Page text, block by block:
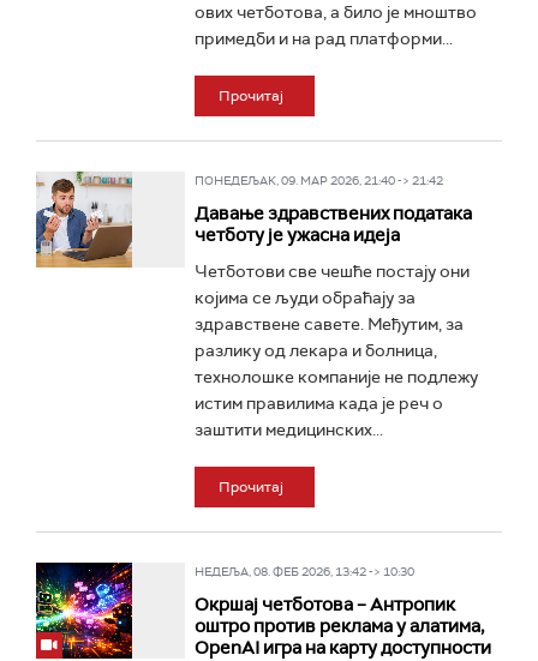
ових четботова, а било је мноштво
примедби и на рад платформи...
Прочитај
ПОНЕДЕЉАК, 09. МАР 2026, 21:40 -> 21:42
Давање здравствених података
четботу је ужасна идеја
Четботови све чешће постају они
којима се људи обраћају за
здравствене савете. Међутим, за
разлику од лекара и болница,
технолошке компаније не подлежу
истим правилима када је реч о
заштити медицинских...
Прочитај
НЕДЕЉА, 08. ФЕБ 2026, 13:42 -> 10:30
Окршај четботова – Антропик
оштро против реклама у алатима,
OpenAI игра на карту доступности